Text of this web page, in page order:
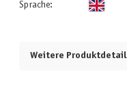
Sprache:
Weitere